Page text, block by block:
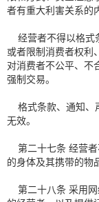
者有重大利害关系的
经营者不得以格式
或者限制消费者权利
对消费者不公平、不
强制交易。
格式条款、通知、
无效。
第二十七条 经营者
的身体及其携带的物
第二十八条 采用网